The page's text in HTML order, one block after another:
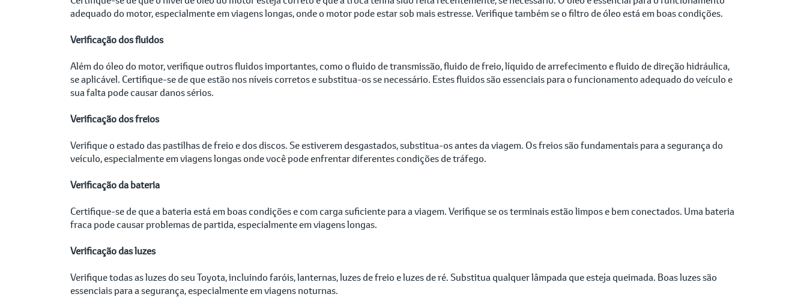
adequado do motor, especialmente em viagens longas, onde o motor pode estar sob mais estresse. Verifique também se o filtro de óleo está em boas condições.
Verificação dos fluidos
Além do óleo do motor, verifique outros fluidos importantes, como o fluido de transmissão, fluido de freio, líquido de arrefecimento e fluido de direção hidráulica,
se aplicável. Certifique-se de que estão nos níveis corretos e substitua-os se necessário. Estes fluidos são essenciais para o funcionamento adequado do veículo e
sua falta pode causar danos sérios.
Verificação dos freios
Verifique o estado das pastilhas de freio e dos discos. Se estiverem desgastados, substitua-os antes da viagem. Os freios são fundamentais para a segurança do
veículo, especialmente em viagens longas onde você pode enfrentar diferentes condições de tráfego.
Verificação da bateria
Certifique-se de que a bateria está em boas condições e com carga suficiente para a viagem. Verifique se os terminais estão limpos e bem conectados. Uma bateria
fraca pode causar problemas de partida, especialmente em viagens longas.
Verificação das luzes
Verifique todas as luzes do seu Toyota, incluindo faróis, lanternas, luzes de freio e luzes de ré. Substitua qualquer lâmpada que esteja queimada. Boas luzes são
essenciais para a segurança, especialmente em viagens noturnas.